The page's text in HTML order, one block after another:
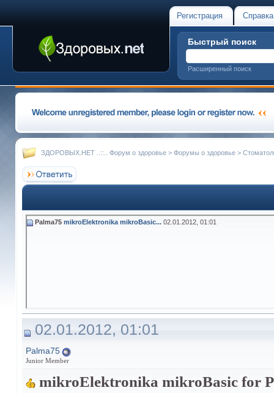
Регистрация Справка
Быстрый поиск
Расширенный поиск
ЗДОРОВЫХ.НЕТ ..::.. Форум о здоровье > Форумы о здоровье >
Palma75 mikroElektronika mikroBasic... 02.01.2012, 01:01
02.01.2012, 01:01
Palma75
Junior Member
mikroElektronika mikroBasic for